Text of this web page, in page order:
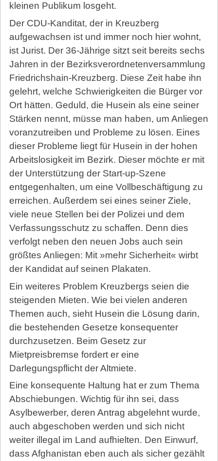
kleinen Publikum losgeht.
Der CDU-Kanditat, der in Kreuzberg
aufgewachsen ist und immer noch hier wohnt,
ist Jurist. Der 36-Jährige sitzt seit bereits sechs
Jahren in der Bezirksverordnetenversammlung
Friedrichshain-Kreuzberg. Diese Zeit habe ihn
gelehrt, welche Schwierigkeiten die Bürger vor
Ort hätten. Geduld, die Husein als eine seiner
Stärken nennt, müsse man haben, um Anliegen
voranzutreiben und Probleme zu lösen. Eines
dieser Probleme liegt für Husein in der hohen
Arbeitslosigkeit im Bezirk. Dieser möchte er mit
der Unterstützung der Start-up-Szene
entgegenhalten, um eine Vollbeschäftigung zu
erreichen. Außerdem sei eines seiner Ziele,
viele neue Stellen bei der Polizei und dem
Verfassungsschutz zu schaffen. Denn dies
verfolgt neben den neuen Jobs auch sein
größtes Anliegen: Mit »mehr Sicherheit« wirbt
der Kandidat auf seinen Plakaten.
Ein weiteres Problem Kreuzbergs seien die
steigenden Mieten. Wie bei vielen anderen
Themen auch, sieht Husein die Lösung darin,
die bestehenden Gesetze konsequenter
durchzusetzen. Beim Gesetz zur
Mietpreisbremse fordert er eine
Darlegungspflicht der Altmiete.
Eine konsequente Haltung hat er zum Thema
Abschiebungen. Wichtig für ihn sei, dass
Asylbewerber, deren Antrag abgelehnt wurde,
auch abgeschoben werden und sich nicht
weiter illegal im Land aufhielten. Den Einwurf,
dass Afghanistan eben auch als sicher gezählt